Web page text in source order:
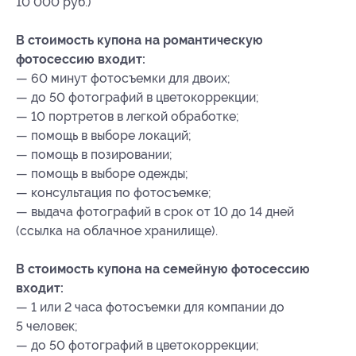
В стоимость купона на романтическую
фотосессию входит:
— 60 минут фотосъемки для двоих;
— до 50 фотографий в цветокоррекции;
— 10 портретов в легкой обработке;
— помощь в выборе локаций;
— помощь в позировании;
— помощь в выборе одежды;
— консультация по фотосъемке;
— выдача фотографий в срок от 10 до 14 дней
(ссылка на облачное хранилище).
В стоимость купона на семейную фотосессию
входит:
— 1 или 2 часа фотосъемки для компании до
5 человек;
— до 50 фотографий в цветокоррекции;